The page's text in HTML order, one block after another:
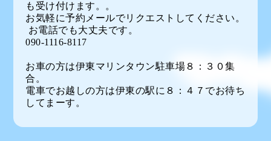
も受け付けます。。
お気軽に予約メールでリクエストしてください。
お電話でも大丈夫です。
090-1116-8117
お車の方は伊東マリンタウン駐車場８：３０集
合。
電車でお越しの方は伊東の駅に８：４７でお待ち
してまーす。